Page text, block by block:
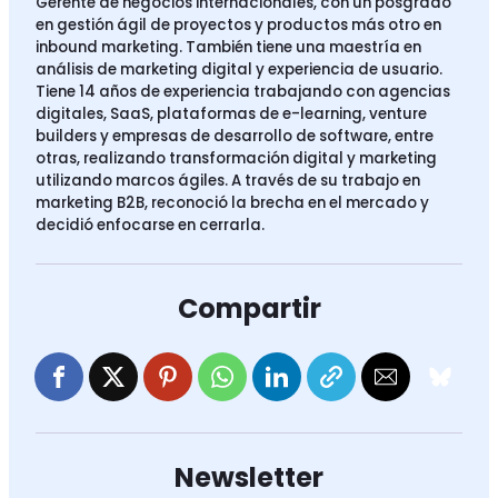
en gestión ágil de proyectos y productos más otro en
inbound marketing. También tiene una maestría en
análisis de marketing digital y experiencia de usuario.
Tiene 14 años de experiencia trabajando con agencias
digitales, SaaS, plataformas de e-learning, venture
builders y empresas de desarrollo de software, entre
otras, realizando transformación digital y marketing
utilizando marcos ágiles. A través de su trabajo en
marketing B2B, reconoció la brecha en el mercado y
decidió enfocarse en cerrarla.
Compartir
Newsletter